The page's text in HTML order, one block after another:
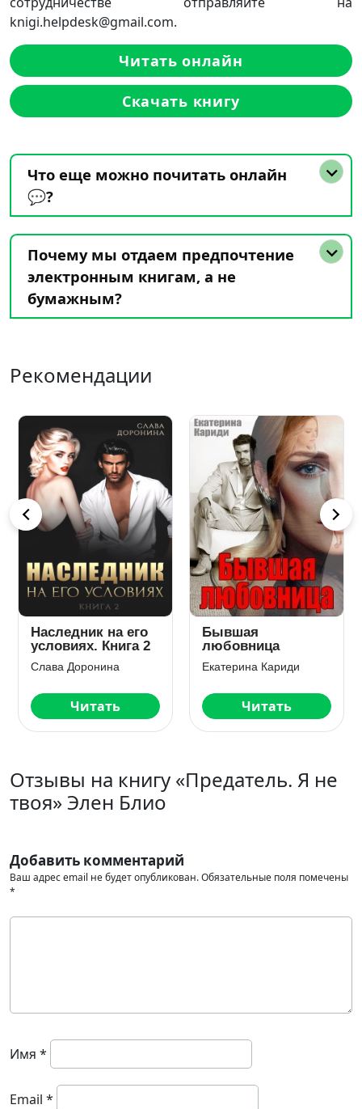
knigi.helpdesk@gmail.com.
Читать онлайн
Скачать книгу
Что еще можно почитать онлайн
💬?
Почему мы отдаем предпочтение
электронным книгам, а не
бумажным?
Рекомендации
Наследник на его
условиях. Книга 2
Слава Доронина
Читать
Бывшая
любовница
Екатерина Кариди
Читать
Отзывы на книгу «Предатель. Я не
твоя» Элен Блио
Добавить комментарий
Ваш адрес email не будет опубликован.Обязательные поля помечены
*
Имя *
Email *